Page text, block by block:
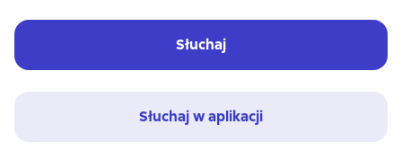
Słuchaj
Słuchaj w aplikacji